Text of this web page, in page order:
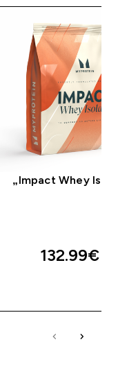
„Impact Whey
132.99€‎